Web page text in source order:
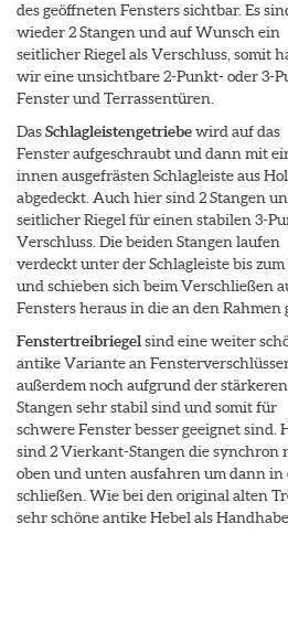
des geöffneten Fensters sichtbar. Es
wieder 2 Stangen und auf Wunsch ein
seitlicher Riegel als Verschluss, somit
wir eine unsichtbare 2-Punkt- oder 3-
Fenster und Terrassentüren.
DasSchlagleistengetriebewird auf das
Fenster aufgeschraubt und dann mit
innen ausgefrästen Schlagleiste aus
abgedeckt. Auch hier sind 2 Stangen
seitlicher Riegel für einen stabilen 3-
Verschluss. Die beiden Stangen laufen
verdeckt unter der Schlagleiste bis
und schieben sich beim Verschließen
Fensters heraus in die an den Rahmen
Fenstertreibriegel sind eine weiter
antike Variante an
außerdem noch aufgrund der stärkeren
Stangen sehr stabil sind und somit für
schwere Fenster besser geeignet sind.
sind 2 Vierkant-Stangen die synchron
oben und unten ausfahren um dann in
schließen. Wie bei den original alten
sehr schöne antike Hebel als Handhabe.